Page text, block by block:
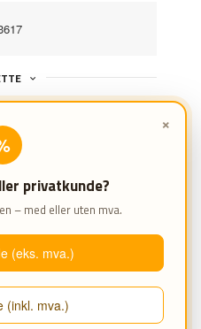
×
privatkunde?
– med eller uten mva.
(eks. mva.)
(inkl. mva.)
lang levetid.
i trykkluften